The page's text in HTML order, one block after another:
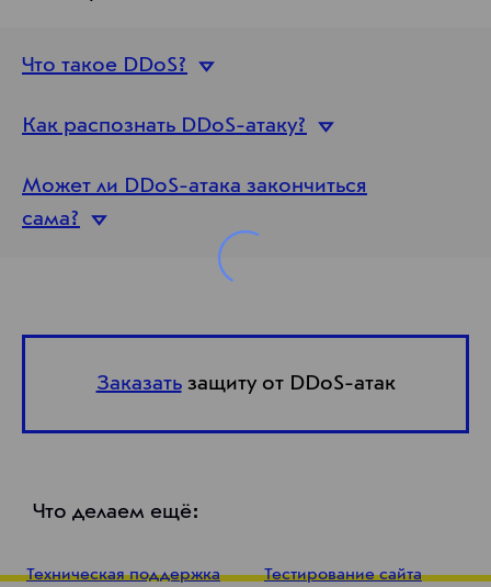
Что такое DDoS?
Как распознать DDoS-атаку?
Может ли DDoS-атака закончиться
сама?
Заказатьзащиту от DDoS-атак
Что делаем ещё:
Техническая поддержка
Тестирование сайта